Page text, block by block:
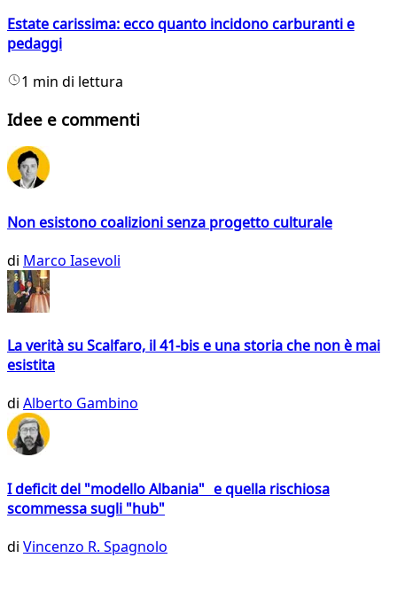
Estate carissima: ecco quanto incidono carburanti e
pedaggi
1 min di lettura
Idee e commenti
Non esistono coalizioni senza progetto culturale
di Marco Iasevoli
La verità su Scalfaro, il 41-bis e una storia che non è mai
esistita
di Alberto Gambino
I deficit del "modello Albania" e quella rischiosa
scommessa sugli "hub"
di Vincenzo R. Spagnolo